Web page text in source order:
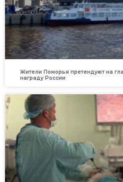
Жители Поморья претендуют на
награду России